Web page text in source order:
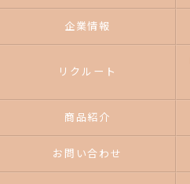
企業情報
リクルート
商品紹介
お問い合わせ